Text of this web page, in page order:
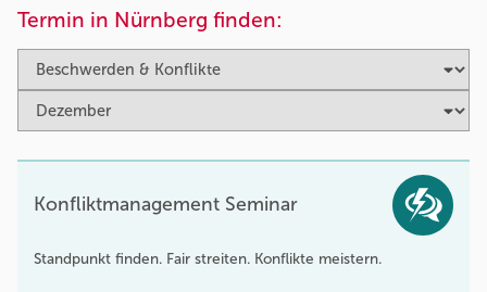
Termin in Nürnberg finden:
Konfliktmanagement Seminar
Standpunkt finden. Fair streiten. Konflikte meistern.